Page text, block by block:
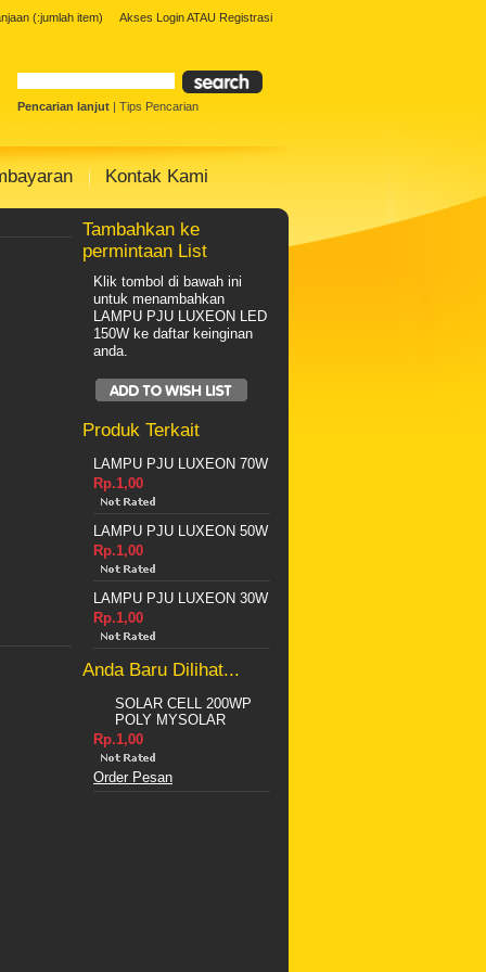
Panel Toko Solar Panel
cell
(:jumlah item) Akses LoginATAU Registrasi
Pencarian lanjut | Tips Pencarian
Kontak Kami
Tambahkan ke
permintaan List
Klik tombol di bawah ini
untuk menambahkan
LAMPU PJU LUXEON LED
150W ke daftar keinginan
anda.
Produk Terkait
LAMPU PJU LUXEON 70W
Rp.1,00
LAMPU PJU LUXEON 50W
Rp.1,00
LAMPU PJU LUXEON 30W
Rp.1,00
Anda Baru Dilihat...
SOLAR CELL 200WP
POLY MYSOLAR
Rp.1,00
Order Pesan